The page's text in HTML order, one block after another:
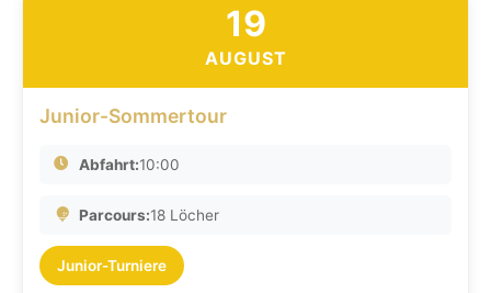
19
AUGUST
Junior-Sommertour
Abfahrt:10:00
Parcours:18 Löcher
Junior-Turniere